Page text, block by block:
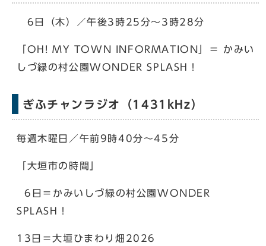
6日（木）／午後3時25分～3時28分
「OH! MY TOWN INFORMATION」＝ かみい
しづ緑の村公園WONDER SPLASH！
ぎふチャンラジオ（1431kHz）
毎週木曜日／午前9時40分～45分
「大垣市の時間」
6日＝かみいしづ緑の村公園WONDER
SPLASH！
13日＝大垣ひまわり畑2026